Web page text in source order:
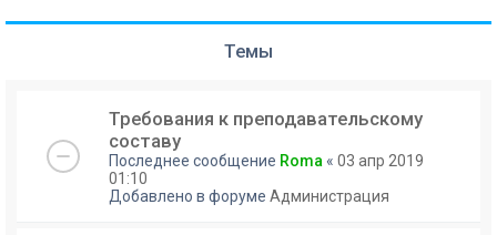
Темы
Требования к преподавательскому
составу
Последнее сообщение Roma « 03 апр 2019
01:10
Добавлено в форуме Администрация